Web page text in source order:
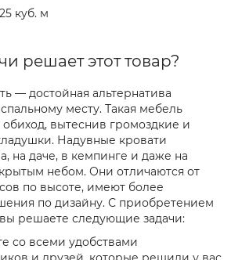
куб. м
решает этот товар?
— достойная альтернатива
месту. Такая мебель
вытеснив громоздкие и
Надувные кровати
на даче, в кемпинге и даже на
небом. Они отличаются от
по высоте, имеют более
по дизайну. С приобретением
решаете следующие задачи:
со всеми удобствами